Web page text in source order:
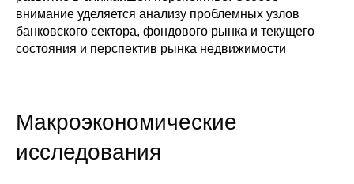
Издания
Проблемы прогнозирования
Номера журналов
Редакционная этика
внимание уделяется анализу проблемных узлов
банковского сектора, фондового рынка и текущего
состояния и перспектив рынка недвижимости
Макроэкономические
исследования